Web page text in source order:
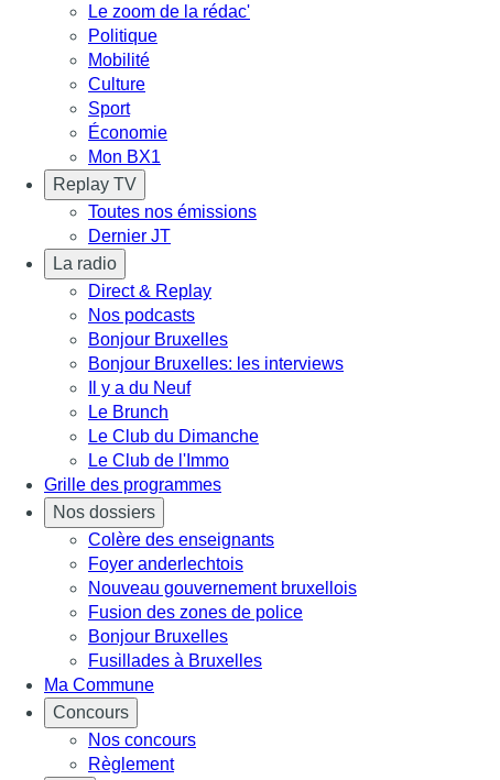
Le zoom de la rédac'
Politique
Mobilité
Culture
Sport
Économie
Mon BX1
Replay TV
Toutes nos émissions
Dernier JT
La radio
Direct & Replay
Nos podcasts
Bonjour Bruxelles
Bonjour Bruxelles: les interviews
Il y a du Neuf
Le Brunch
Le Club du Dimanche
Le Club de l'Immo
Grille des programmes
Nos dossiers
Colère des enseignants
Foyer anderlechtois
Nouveau gouvernement bruxellois
Fusion des zones de police
Bonjour Bruxelles
Fusillades à Bruxelles
Ma Commune
Concours
Nos concours
Règlement